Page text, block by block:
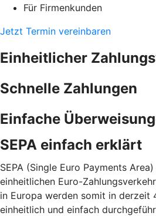
Für Firmenkunden
Jetzt Termin vereinbaren
Einheitlicher
Schnelle Zahlungen
Einfache
SEPA einfach erklärt
SEPA (Single Euro Payments
einheitlichen Euro-
in Europa werden somit in derzeit
einheitlich und einfach